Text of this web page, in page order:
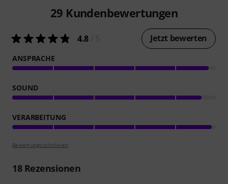
29 Kundenbewertungen
4.8 Jetzt bewerten
ANSPRACHE
SOUND
VERARBEITUNG
Bewertungsrichtlinien
18Rezensionen